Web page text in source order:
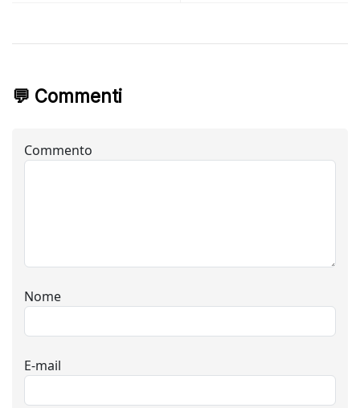
💬 Commenti